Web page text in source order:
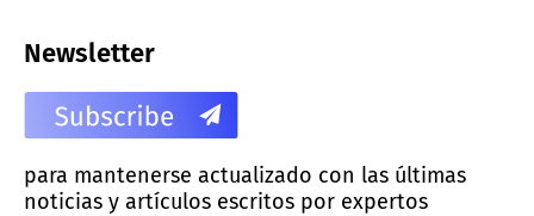
Newsletter
para mantenerse actualizado con las últimas
noticias y artículos escritos por expertos